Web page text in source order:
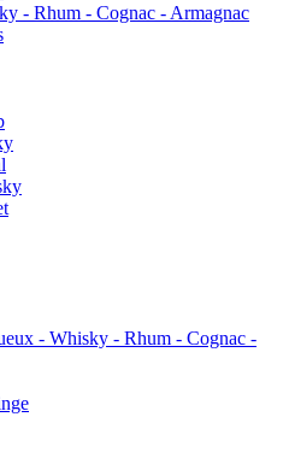
- Rhum - Cognac - Armagnac
- Whisky - Rhum - Cognac -